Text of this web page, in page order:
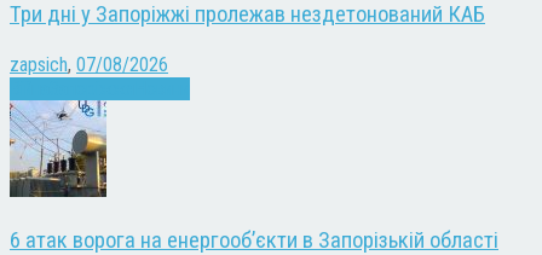
Три дні у Запоріжжі пролежав нездетонований КАБ
zapsich, 07/08/2026
6 атак ворога на енергооб’єкти в Запорізькій області